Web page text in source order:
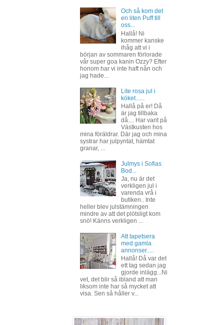
Och så kom det
en liten Puff till
oss...
Hallå! Ni
kommer kanske
ihåg att vi i
början av sommaren förlorade
vår super goa kanin Ozzy? Efter
honom har vi inte haft nån och
jag hade...
Lite rosa jul i
köket......
Hallå på er! Då
är jag tillbaka
då.... Har varit på
Västkusten hos
mina föräldrar. Där jag och mina
systrar har julpyntat, hämtat
granar, ...
Julmys i Sofias
Bod...
Ja, nu är det
verkligen jul i
varenda vrå i
butiken.. Inte
heller blev julstämningen
mindre av att det plötsligt kom
snö! Känns verkligen ...
Att tapetsera
med gamla
annonser.....
Hallå! Då var det
ett tag sedan jag
gjorde inlägg...Ni
vet, det blir så ibland att man
liksom inte har så mycket att
visa. Sen så håller v...